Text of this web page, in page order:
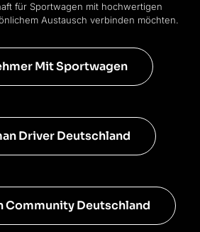
für Sportwagen mit hochwertigen
Austausch verbinden möchten.
Mit Sportwagen
Driver Deutschland
Community Deutschland